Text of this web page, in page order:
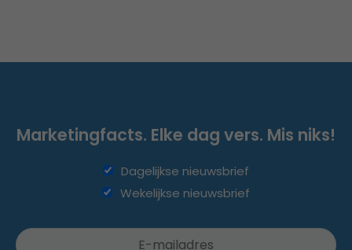
Marketingfacts. Elke dag vers. Mis niks!
Dagelijkse nieuwsbrief
Wekelijkse nieuwsbrief